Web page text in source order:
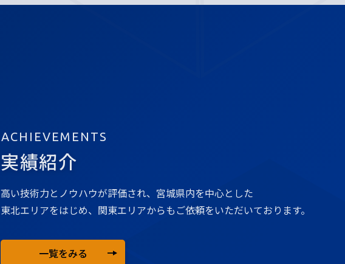
ACHIEVEMENTS
実績紹介
高い技術力とノウハウが評価され、宮城県内を中心とした
東北エリアをはじめ、関東エリアからもご依頼をいただいております。
一覧をみる